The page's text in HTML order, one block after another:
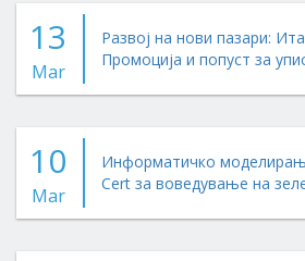
13
Mar
Развој на нови пазари:
Промоција и попуст за
10
Mar
Информатичко
Cert за воведување на